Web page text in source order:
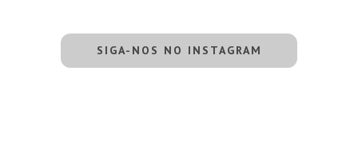
SIGA-NOS NO INSTAGRAM